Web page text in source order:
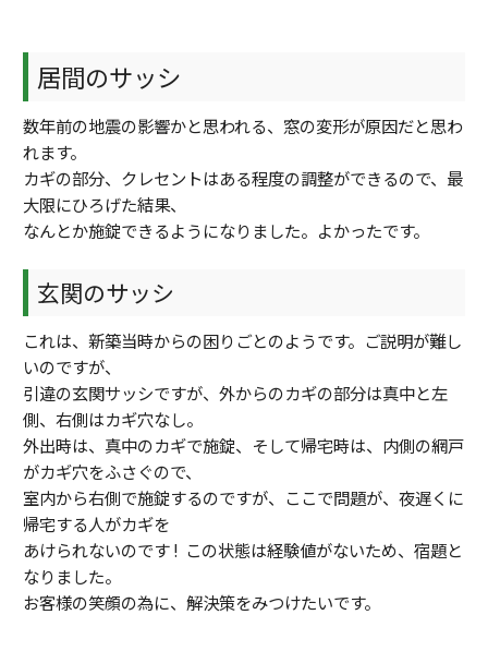
居間のサッシ
数年前の地震の影響かと思われる、窓の変形が原因だと思わ
れます。
カギの部分、クレセントはある程度の調整ができるので、最
大限にひろげた結果、
なんとか施錠できるようになりました。よかったです。
玄関のサッシ
これは、新築当時からの困りごとのようです。ご説明が難し
いのですが、
引違の玄関サッシですが、外からのカギの部分は真中と左
側、右側はカギ穴なし。
外出時は、真中のカギで施錠、そして帰宅時は、内側の網戸
がカギ穴をふさぐので、
室内から右側で施錠するのですが、ここで問題が、夜遅くに
帰宅する人がカギを
あけられないのです ! この状態は経験値がないため、宿題と
なりました。
お客様の笑顔の為に、解決策をみつけたいです。